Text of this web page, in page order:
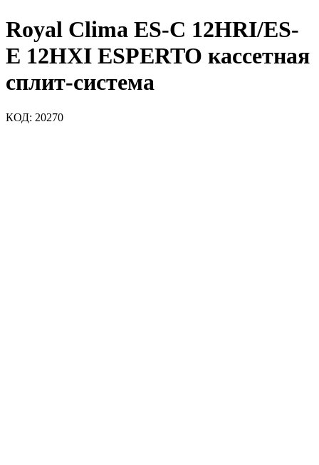
Royal Clima ES-C 12HRI/ES-
E 12HXI ESPERTO кассетная
сплит-система
КОД: 20270